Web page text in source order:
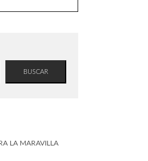
BUSCAR
LA MARAVILLA